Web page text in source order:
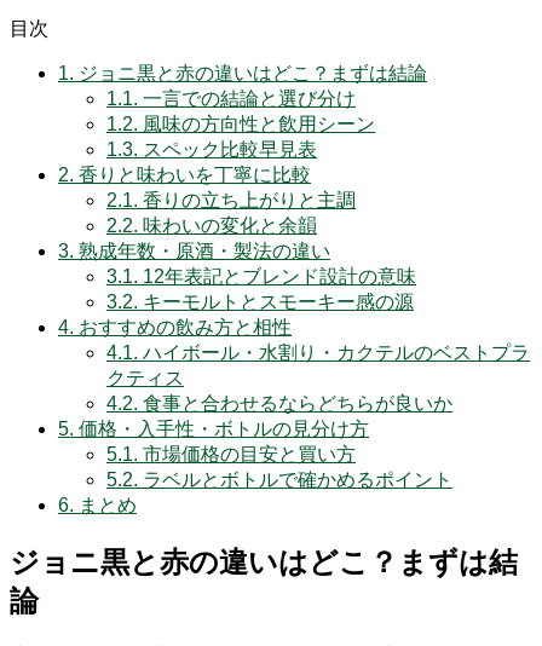
目次
1. ジョニ黒と赤の違いはどこ？まずは結論
1.1. 一言での結論と選び分け
1.2. 風味の方向性と飲用シーン
1.3. スペック比較早見表
2. 香りと味わいを丁寧に比較
2.1. 香りの立ち上がりと主調
2.2. 味わいの変化と余韻
3. 熟成年数・原酒・製法の違い
3.1. 12年表記とブレンド設計の意味
3.2. キーモルトとスモーキー感の源
4. おすすめの飲み方と相性
4.1. ハイボール・水割り・カクテルのベストプラ
クティス
4.2. 食事と合わせるならどちらが良いか
5. 価格・入手性・ボトルの見分け方
5.1. 市場価格の目安と買い方
5.2. ラベルとボトルで確かめるポイント
6. まとめ
ジョニ黒と赤の違いはどこ？まずは結
論